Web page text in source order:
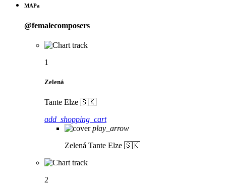
MAPa
@femalecomposers
1
Zelená
Tante Elze 🇸🇰
add_shopping_cart
play_arrow
Zelená Tante Elze 🇸🇰
2